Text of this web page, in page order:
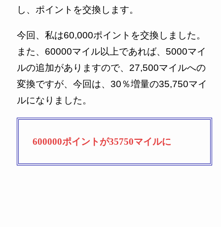
し、ポイントを交換します。
今回、私は60,000ポイントを交換しました。
また、60000マイル以上であれば、5000マイ
ルの追加がありますので、27,500マイルへの
変換ですが、今回は、30％増量の35,750マイ
ルになりました。
600000ポイントが35750マイルに